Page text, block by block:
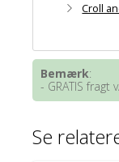
Croll
Bemærk:
- GRATIS fragt
Se